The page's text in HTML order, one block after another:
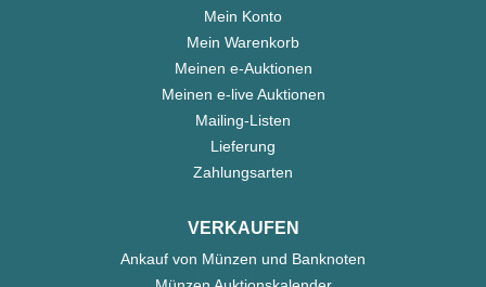
Mein Konto
Mein Warenkorb
Meinen e-Auktionen
Meinen e-live Auktionen
Mailing-Listen
Lieferung
Zahlungsarten
VERKAUFEN
Ankauf von Münzen und Banknoten